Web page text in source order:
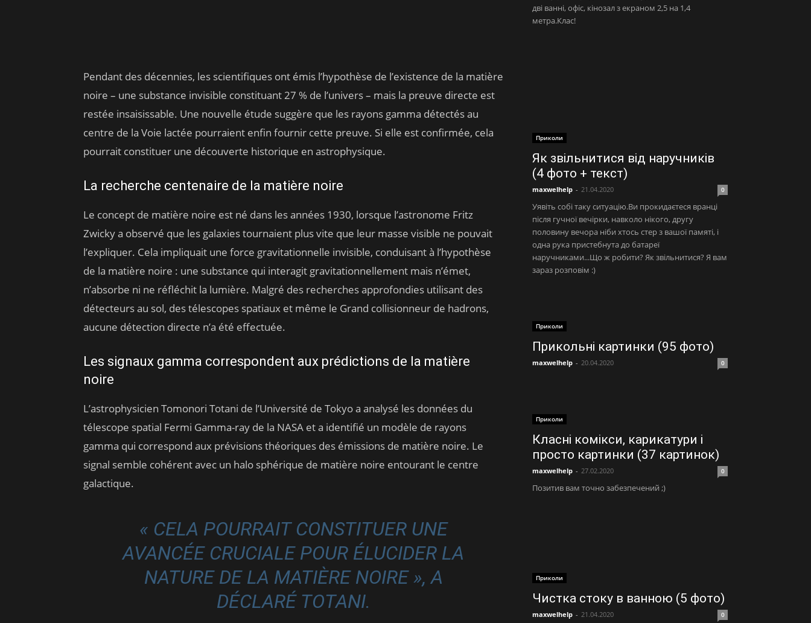
Pendant des décennies, les scientifiques ont émis l’hypothèse de l’existence de la matière
noire – une substance invisible constituant 27 % de l’univers – mais la preuve directe est
restée insaisissable. Une nouvelle étude suggère que les rayons gamma détectés au
centre de la Voie lactée pourraient enfin fournir cette preuve. Si elle est confirmée, cela
pourrait constituer une découverte historique en astrophysique.
La recherche centenaire de la matière noire
Le concept de matière noire est né dans les années 1930, lorsque l’astronome Fritz
Zwicky a observé que les galaxies tournaient plus vite que leur masse visible ne pouvait
l’expliquer. Cela impliquait une force gravitationnelle invisible, conduisant à l’hypothèse
de la matière noire : une substance qui interagit gravitationnellement mais n’émet,
n’absorbe ni ne réfléchit la lumière. Malgré des recherches approfondies utilisant des
détecteurs au sol, des télescopes spatiaux et même le Grand collisionneur de hadrons,
aucune détection directe n’a été effectuée.
Les signaux gamma correspondent aux prédictions de la matière
noire
L’astrophysicien Tomonori Totani de l’Université de Tokyo a analysé les données du
télescope spatial Fermi Gamma-ray de la NASA et a identifié un modèle de rayons
gamma qui correspond aux prévisions théoriques des émissions de matière noire. Le
signal semble cohérent avec un halo sphérique de matière noire entourant le centre
galactique.
« CELA POURRAIT CONSTITUER UNE
AVANCÉE CRUCIALE POUR ÉLUCIDER LA
NATURE DE LA MATIÈRE NOIRE », A
DÉCLARÉ TOTANI.
дві ванні, офіс, кінозал з екраном 2,5 на 1,4
метра.Клас!
Приколи
Як звільнитися від наручників
(4 фото + текст)
maxwelhelp - 21.04.2020 0
Уявіть собі таку ситуацію.Ви прокидаєтеся вранці
після гучної вечірки, навколо нікого, другу
половину вечора ніби хтось стер з вашої памяті, і
одна рука пристебнута до батареї
наручниками...Що ж робити? Як звільнитися? Я вам
зараз розповім :)
Приколи
Прикольні картинки (95 фото)
maxwelhelp - 20.04.2020 0
Приколи
Класні комікси, карикатури і
просто картинки (37 картинок)
maxwelhelp - 27.02.2020 0
Позитив вам точно забезпечений ;)
Приколи
Чистка стоку в ванною (5 фото)
maxwelhelp - 21.04.2020 0